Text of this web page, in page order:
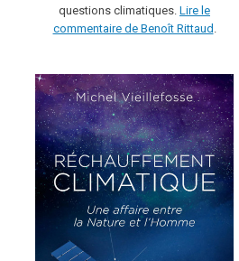
questions climatiques. Lire le
commentaire de Benoît Rittaud